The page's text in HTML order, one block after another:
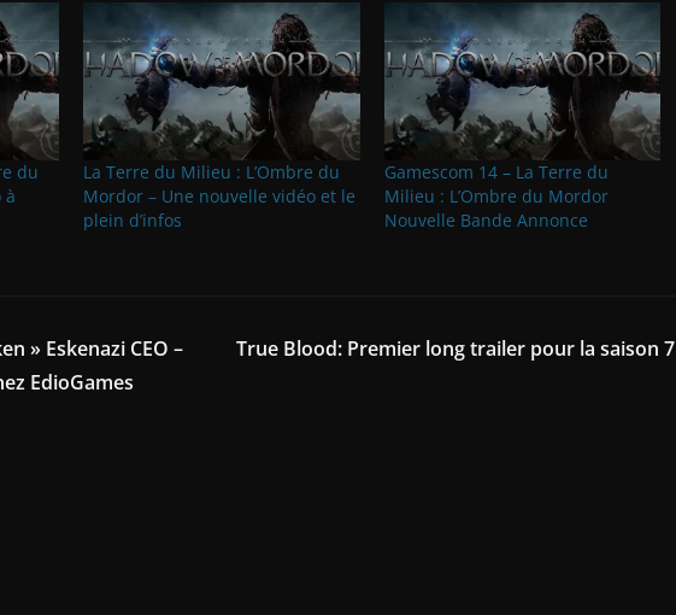
du
à
La Terre du Milieu : L’Ombre du
Mordor – Une nouvelle vidéo et le
plein d’infos
Gamescom 14 – La Terre du
Milieu : L’Ombre du Mordor
Nouvelle Bande Annonce
» Eskenazi CEO –
EdioGames
True Blood: Premier long trailer pour la saison 7